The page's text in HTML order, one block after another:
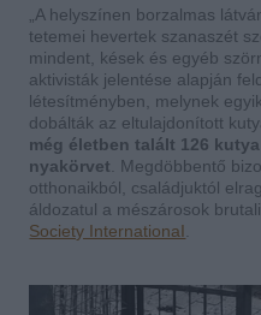
„A helyszínen borzalmas
tetemei hevertek szanaszét
mindent, kések és egyéb
aktivisták jelentése alapján
létesítményben, melynek
dobálták az eltulajdonított
még életben talált 126
nyakörvet . Megdöbbentő
otthonaikból, családjuktól
áldozatul a mészárosok
Society InternationaI